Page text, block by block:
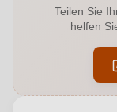
Allergene
Ausbau
Teilen Sie
helfen